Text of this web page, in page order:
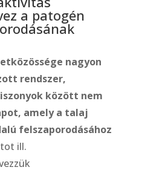
a patogén
nagyon
rendszer,
között nem
amely a talaj
felszaporodásához
ill.